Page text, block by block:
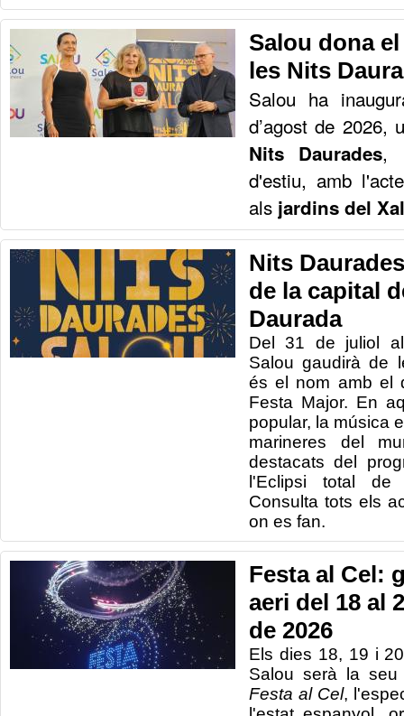
Salou dona
les Nits
Salou ha
d’agost de 2026,
Nits Daurades,
d'estiu, amb
als jardins del
Nits
de la capital
Daurada
Del 31 de juliol
Salou gaudirà de
és el nom amb el
Festa Major. En
popular, la música
marineres del
destacats del
l'Eclipsi total
Consulta tots els
on es fan.
Festa al Cel:
aeri del 18 al
de 2026
Els dies 18, 19 i
Salou serà la
Festa al Cel,